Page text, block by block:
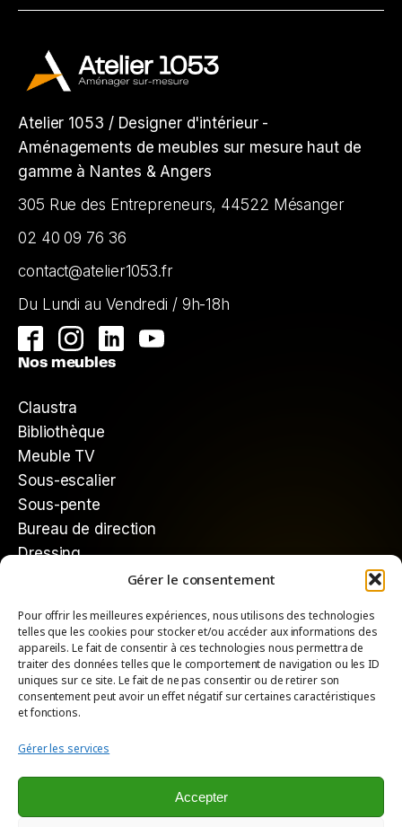
Gérer le consentement
Pour offrir les meilleures expériences, nous utilisons des technologies
telles que les cookies pour stocker et/ou accéder aux informations des
appareils. Le fait de consentir à ces technologies nous permettra de
traiter des données telles que le comportement de navigation ou les ID
uniques sur ce site. Le fait de ne pas consentir ou de retirer son
consentement peut avoir un effet négatif sur certaines caractéristiques
et fonctions.
Gérer les services
Accepter
Atelier 1053 / Designer d'intérieur -
Aménagements de meubles sur mesure haut de
gamme à Nantes & Angers
305 Rue des Entrepreneurs, 44522 Mésanger
02 40 09 76 36
contact@atelier1053.fr
Du Lundi au Vendredi / 9h-18h
Nos meubles
Claustra
Bibliothèque
Meuble TV
Sous-escalier
Sous-pente
Bureau de direction
Dressing
Mieux nous connaître
Qui sommes-nous ?
Comment ça marche
Crédit @Atelier 1053 - Tous droits réservés.
Politique de